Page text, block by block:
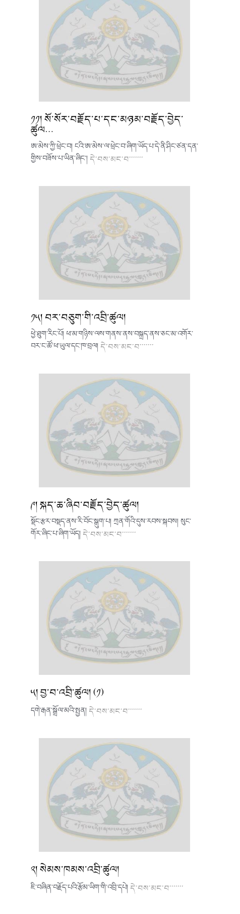
༡༡། སོ་སོར་བརྗོད་པ་དང་མཉམ་བརྗོད་བྱེད་
ཚུལ…
ཨ་མེས་ཀྱི་ཕྲེང་བ། ངའི་ཨ་མེས་ལ་ཕྲེང་བ་ཞིག་ཡོད་པ་དེ་ནི་ཤིང་ཙན་དན་
གྱིས་བཟོས་པ་ཡིན་ཞིང་། དེ་བས་མང་བ་་་་་་་
༡༥། བར་བཅུག་གི་འབྲི་ཚུལ།
ཕྱེ་ཐུག་རིང་པོ། ཕ་མ་གཉིས་ལས་གནས་ནས་བསྐྲད་ནས་ཅང་མ་འགོར་
བར་ང་ཚོ་ཕ་ཡུལ་དང་ཁ་བྲལ། དེ་བས་མང་བ་་་་་་་
༩། སྐད་ཆ་ཞིབ་བརྗོད་བྱེད་ཚུལ།
སྡོང་རྩར་བསྡད་ནས་རི་བོང་སྒུག་པ། ཀྲན་གོའི་དུས་རབས་སྐབས། སུང་
གོར་ཞིང་པ་ཞིག་ཡོད། དེ་བས་མང་བ་་་་་་་
༥། བྱ་བ་འབྲི་ཚུལ། (༡)
དགེ་རྒན་སྒྲོལ་མའི་སྤྱན། དེ་བས་མང་བ་་་་་་་
༢། སེམས་ཁམས་འབྲི་ཚུལ།
ཇི་བཞིན་བརྗོད་པའི་རྩོམ་ཡིག་གི་འབྲི་དཔེ། དེ་བས་མང་བ་་་་་་་